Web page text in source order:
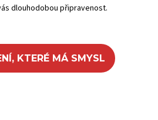
dlouhodobou připravenost.
KTERÉ MÁ SMYSL